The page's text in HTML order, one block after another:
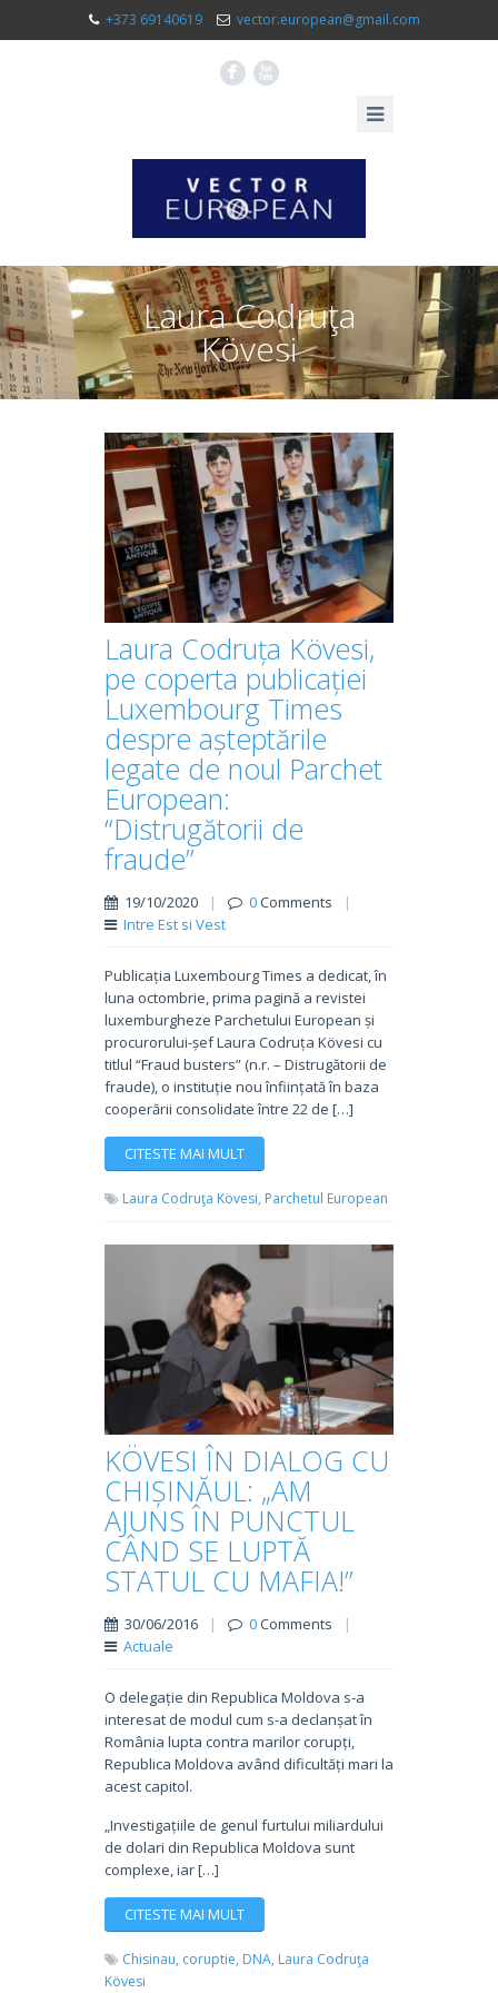
+373 69140619 vector.european@gmail.com
F X
Laura Codruţa
Kövesi
Laura Codruța Kövesi,
pe coperta publicației
Luxembourg Times
despre așteptările
legate de noul Parchet
European:
“Distrugătorii de
fraude”
19/10/2020 | 0Comments
|
Intre Est si Vest
Publicația Luxembourg Times a dedicat, în
luna octombrie, prima pagină a revistei
luxemburgheze Parchetului European și
procurorului-șef Laura Codruța Kövesi cu
titlul “Fraud busters” (n.r. – Distrugătorii de
fraude), o instituție nou înființată în baza
cooperării consolidate între 22 de […]
CITESTE MAI MULT
Laura Codruţa Kövesi, Parchetul European
KÖVESI ÎN DIALOG CU
CHIȘINĂUL: „AM
AJUNS ÎN PUNCTUL
CÂND SE LUPTĂ
STATUL CU MAFIA!”
30/06/2016 | 0Comments
|
Actuale
O delegație din Republica Moldova s-a
interesat de modul cum s-a declanșat în
România lupta contra marilor corupți,
Republica Moldova având dificultăți mari la
acest capitol.
„Investigațiile de genul furtului miliardului
de dolari din Republica Moldova sunt
complexe, iar […]
CITESTE MAI MULT
Chisinau, coruptie, DNA, Laura Codruţa
Kövesi